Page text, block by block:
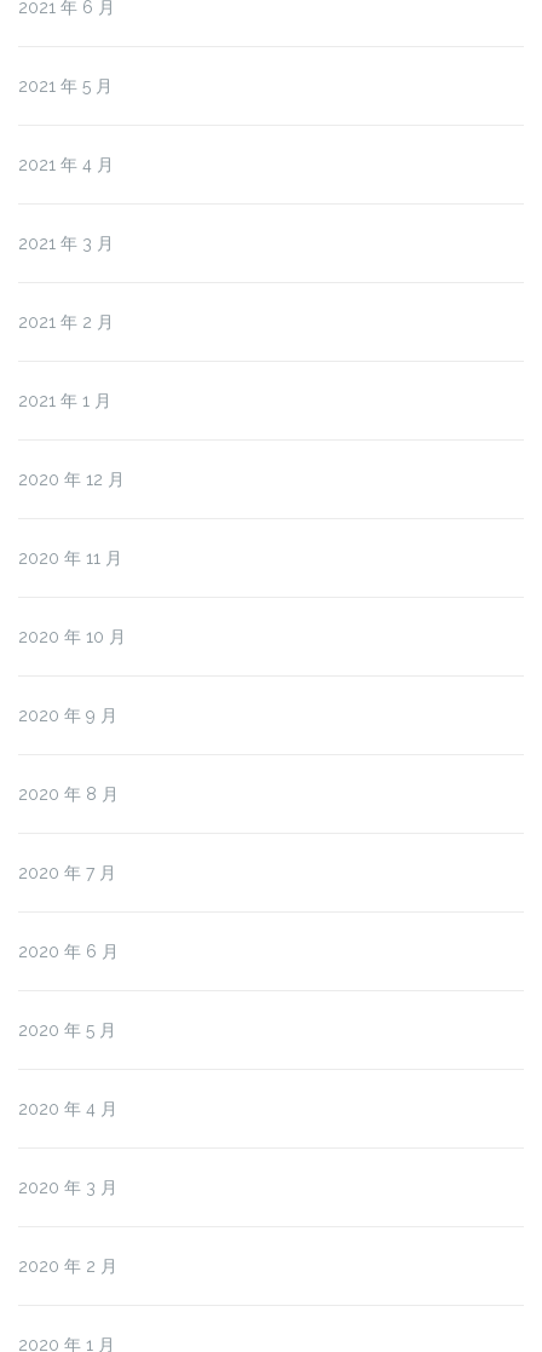
2021 年 6 月
2021 年 5 月
2021 年 4 月
2021 年 3 月
2021 年 2 月
2021 年 1 月
2020 年 12 月
2020 年 11 月
2020 年 10 月
2020 年 9 月
2020 年 8 月
2020 年 7 月
2020 年 6 月
2020 年 5 月
2020 年 4 月
2020 年 3 月
2020 年 2 月
2020 年 1 月